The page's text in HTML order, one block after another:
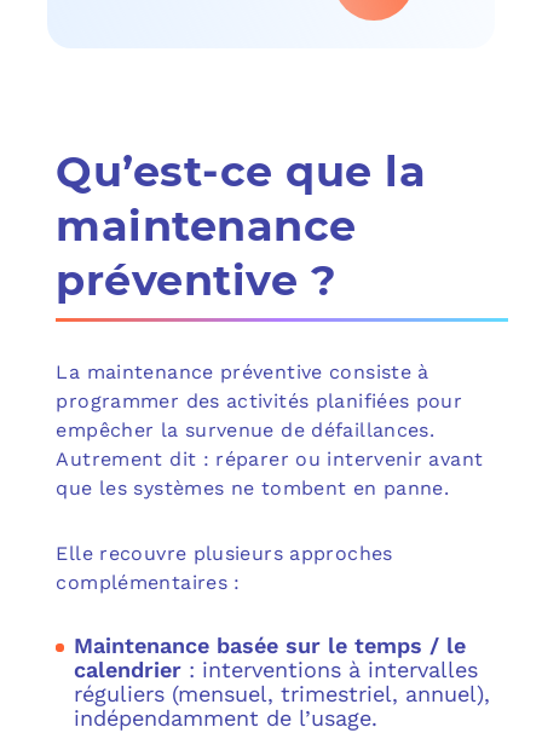
Qu’est-ce que la
maintenance
préventive ?
La maintenance préventive consiste à
programmer des activités planifiées pour
empêcher la survenue de défaillances.
Autrement dit : réparer ou intervenir avant
que les systèmes ne tombent en panne.
Elle recouvre plusieurs approches
complémentaires :
Maintenance basée sur le temps / le
calendrier : interventions à intervalles
réguliers (mensuel, trimestriel, annuel),
indépendamment de l’usage.